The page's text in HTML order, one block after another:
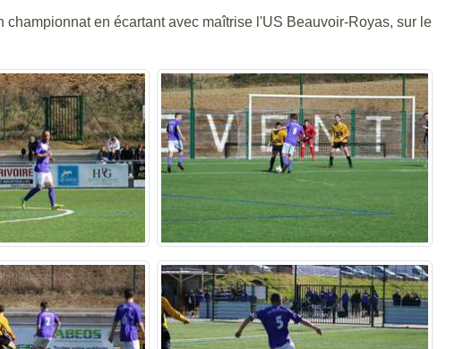
en écartant avec maîtrise l'US Beauvoir-Royas, sur le